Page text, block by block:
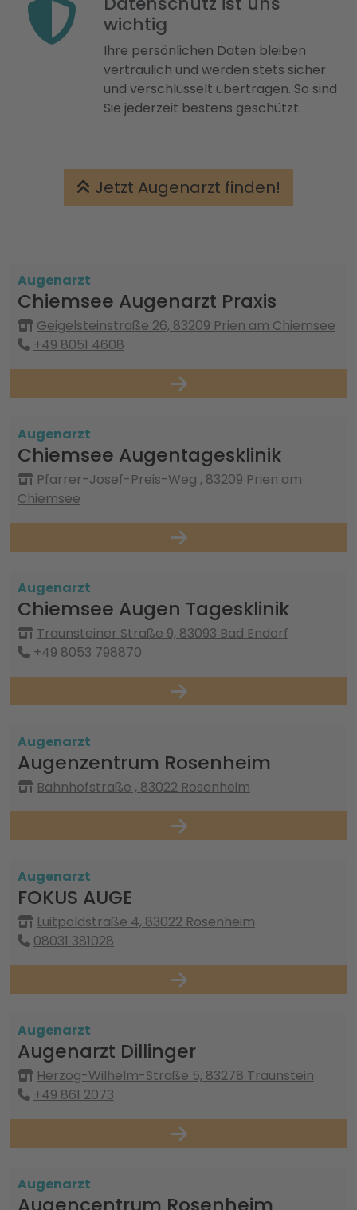
wichtig
Ihre persönlichen Daten bleiben
vertraulich und werden stets sicher
und verschlüsselt übertragen. So sind
Sie jederzeit bestens geschützt.
Jetzt Augenarzt finden!
Augenarzt
Chiemsee Augenarzt Praxis
Geigelsteinstraße 26, 83209 Prien am Chiemsee
+49 8051 4608
Augenarzt
Chiemsee Augentagesklinik
Pfarrer-Josef-Preis-Weg , 83209 Prien am
Chiemsee
Augenarzt
Chiemsee Augen Tagesklinik
Traunsteiner Straße 9, 83093 Bad Endorf
+49 8053 798870
Augenarzt
Augenzentrum Rosenheim
Bahnhofstraße , 83022 Rosenheim
Augenarzt
FOKUS AUGE
Luitpoldstraße 4, 83022 Rosenheim
08031 381028
Augenarzt
Augenarzt Dillinger
Herzog-Wilhelm-Straße 5, 83278 Traunstein
+49 861 2073
Augenarzt